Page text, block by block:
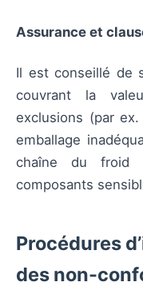
Assurance et
Il est conseillé de
couvrant la
exclusions (par
emballage
chaîne du froid
composants
Procédures
des non-